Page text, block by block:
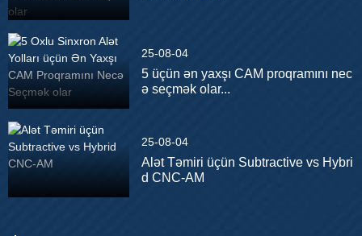
25-08-04
5 üçün ən yaxşı CAM proqramını nec
ə seçmək olar...
25-08-04
Alət Təmiri üçün Subtractive vs Hybri
d CNC-AM